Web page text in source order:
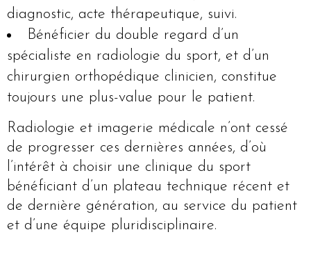
diagnostic, acte thérapeutique, suivi.
Bénéficier du double regard d’un
spécialiste en radiologie du sport, et d’un
chirurgien orthopédique clinicien, constitue
toujours une plus-value pour le patient.
Radiologie et imagerie médicale n’ont cessé
de progresser ces dernières années, d’où
l’intérêt à choisir une clinique du sport
bénéficiant d’un plateau technique récent et
de dernière génération, au service du patient
et d’une équipe pluridisciplinaire.